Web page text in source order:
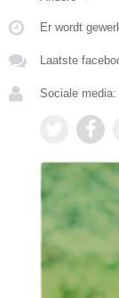
Er wordt
Laatste
Sociale media: